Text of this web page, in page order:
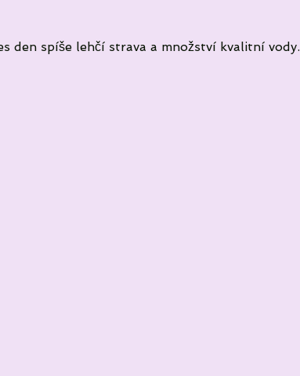
den spíše lehčí strava a množství kvalitní vody.